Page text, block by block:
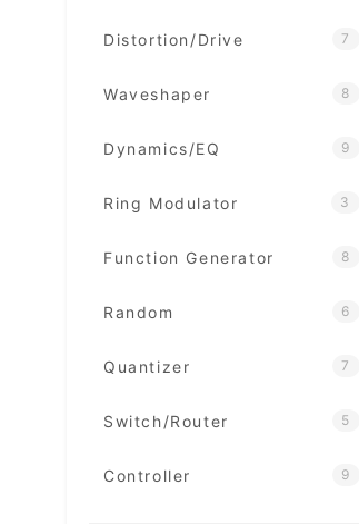
Distortion/Drive 7
Waveshaper 8
Dynamics/EQ 9
Ring Modulator 3
Function Generator 8
Random 6
Quantizer 7
Switch/Router 5
Controller 9